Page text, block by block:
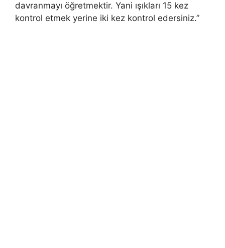
davranmayı öğretmektir. Yani ışıkları 15 kez
kontrol etmek yerine iki kez kontrol edersiniz.”